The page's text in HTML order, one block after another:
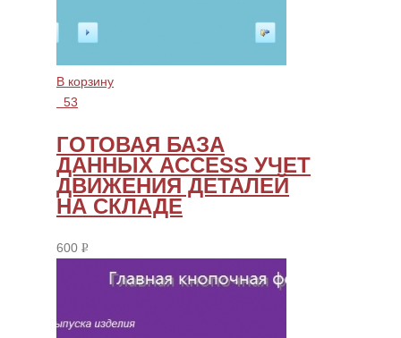
В корзину
53
ГОТОВАЯ БАЗА
ДАННЫХ ACCESS УЧЕТ
ДВИЖЕНИЯ ДЕТАЛЕЙ
НА СКЛАДЕ
600 Р